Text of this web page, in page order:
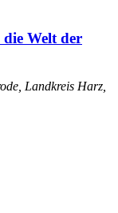
Welt der
Landkreis Harz,